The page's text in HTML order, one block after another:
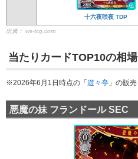
十六夜咲夜 TDP
出典： ws-tcg.com
当たりカードTOP10の相
※2026年6月1日時点の「遊々亭 」の販
悪魔の妹 フランドール SEC